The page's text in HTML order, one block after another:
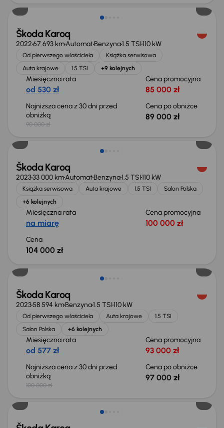
Škoda Karoq
202267 693 kmAutomatBenzyna1.5 TSI110 kW
Od pierwszego właściciela
Książka serwisowa
Auta krajowe
1.5 TSI +9 kolejnych
Miesięczna rata
od 530 zł
Cena promocyjna
85 000 zł
Najniższa cena z 30 dni przed
obniżką
90 000 zł
Cena po obniżce
89 000 zł
Škoda Karoq
202333 000 kmAutomatBenzyna1.5 TSI110 kW
Książka serwisowa Auta krajowe 1.5 TSI
Salon Polska
+6 kolejnych
Miesięczna rata
na miarę
Cena promocyjna
100 000 zł
Cena
104 000 zł
Škoda Karoq
202358 594 kmBenzyna1.5 TSI110 kW
Od pierwszego właściciela Auta krajowe
1.5 TSI
Salon Polska
+6 kolejnych
Miesięczna rata
od 577 zł
Cena promocyjna
93 000 zł
Najniższa cena z 30 dni przed
obniżką
100 000 zł
Cena po obniżce
97 000 zł
Taniej o 3 500 zł